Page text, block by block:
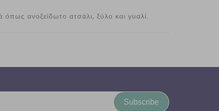
ανοξείδωτο ατσάλι, ξύλο και γυαλί.
Subscribe